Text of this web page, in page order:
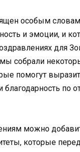
особым
и эмоции, и
для
собрали
помогут
благодарность по
можно
которые